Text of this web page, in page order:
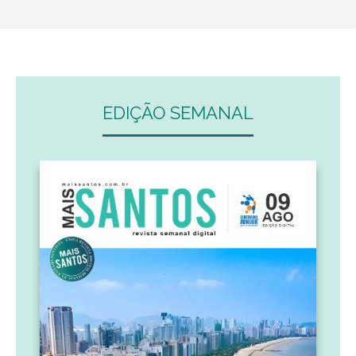
EDIÇÃO SEMANAL